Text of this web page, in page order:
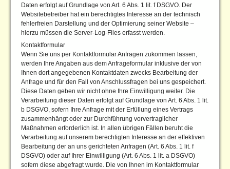
Daten erfolgt auf Grundlage von Art. 6 Abs. 1 lit. f DSGVO. Der
Websitebetreiber hat ein berechtigtes Interesse an der technisch
fehlerfreien Darstellung und der Optimierung seiner Website –
hierzu müssen die Server-Log-Files erfasst werden.
Kontaktformular
Wenn Sie uns per Kontaktformular Anfragen zukommen lassen,
werden Ihre Angaben aus dem Anfrageformular inklusive der von
Ihnen dort angegebenen Kontaktdaten zwecks Bearbeitung der
Anfrage und für den Fall von Anschlussfragen bei uns gespeichert.
Diese Daten geben wir nicht ohne Ihre Einwilligung weiter. Die
Verarbeitung dieser Daten erfolgt auf Grundlage von Art. 6 Abs. 1 lit.
b DSGVO, sofern Ihre Anfrage mit der Erfüllung eines Vertrags
zusammenhängt oder zur Durchführung vorvertraglicher
Maßnahmen erforderlich ist. In allen übrigen Fällen beruht die
Verarbeitung auf unserem berechtigten Interesse an der effektiven
Bearbeitung der an uns gerichteten Anfragen (Art. 6 Abs. 1 lit. f
DSGVO) oder auf Ihrer Einwilligung (Art. 6 Abs. 1 lit. a DSGVO)
sofern diese abgefragt wurde. Die von Ihnen im Kontaktformular